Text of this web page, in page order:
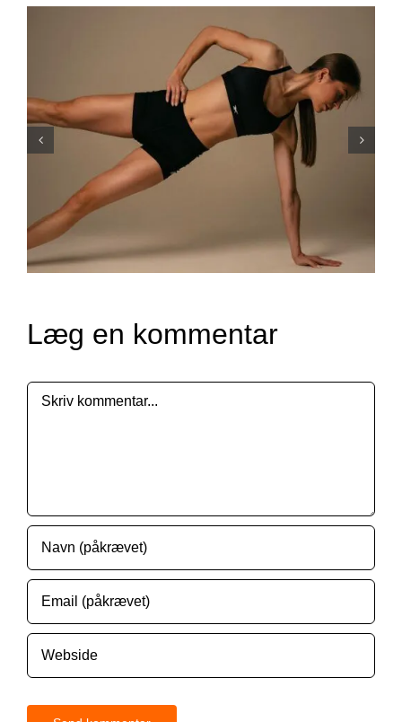
Hvad er Pilates: En
effektiv træningsform til
styrke og smidighed
Læg en kommentar
Comment